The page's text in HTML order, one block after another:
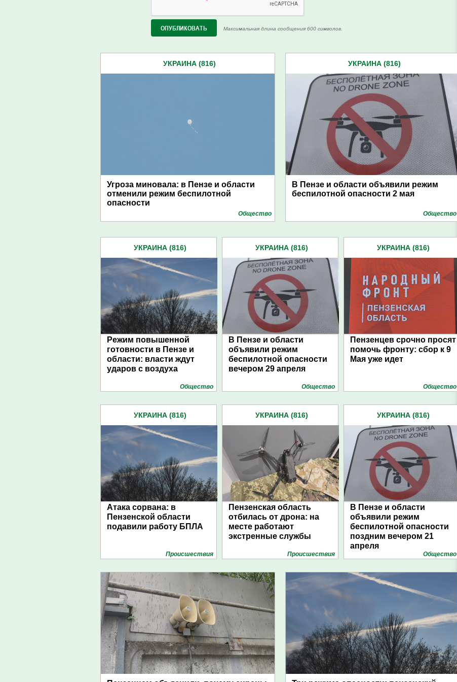
Максимальная длина сообщения 600 символов.
УКРАИНА (816)
Угроза миновала: в Пензе и области
отменили режим беспилотной
опасности
Общество
УКРАИНА (816)
В Пензе и области объявили режим
беспилотной опасности 2 мая
Общество
УКРАИНА (816)
Режим повышенной
готовности в Пензе и
области: власти ждут
ударов с воздуха
Общество
УКРАИНА (816)
В Пензе и области
объявили режим
беспилотной опасности
вечером 29 апреля
Общество
УКРАИНА (816)
Пензенцев срочно просят
помочь фронту: сбор к 9
Мая уже идет
Общество
УКРАИНА (816)
Атака сорвана: в
Пензенской области
подавили работу БПЛА
Проиcшествия
УКРАИНА (816)
Пензенская область
отбилась от дрона: на
месте работают
экстренные службы
Проиcшествия
УКРАИНА (816)
В Пензе и области
объявили режим
беспилотной опасности
поздним вечером 21
апреля
Общество